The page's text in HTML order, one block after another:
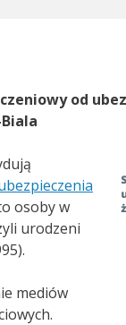
od
osoby w
urodzeni
mediów